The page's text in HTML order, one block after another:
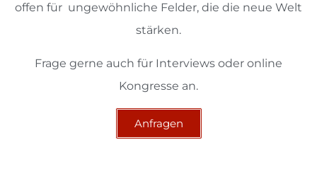
offen für ungewöhnliche Felder, die die neue Welt
stärken.
Frage gerne auch für Interviews oder online
Kongresse an.
Anfragen